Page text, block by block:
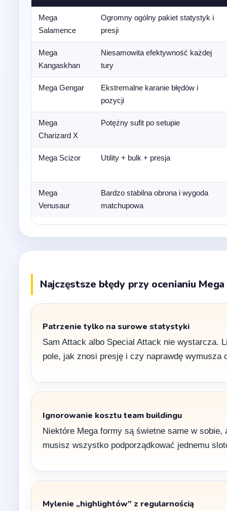
Mega
Salamence
Ogromny ogólny pakiet statystyk i
presji
Mega
Kangaskhan
Niesamowita efektywność każdej
tury
Mega Gengar
Ekstremalne karanie błędów i
pozycji
Mega
Charizard X
Potężny sufit po setupie
Mega Scizor Utility + bulk + presja
Mega
Venusaur
Bardzo stabilna obrona i wygoda
matchupowa
Najczęstsze błędy przy ocenianiu
Patrzenie tylko na surowe statystyki
Sam Attack albo Special Attack nie wystarcza.
pole, jak znosi presję i czy naprawdę wymusza
Ignorowanie kosztu team buildingu
Niektóre Mega formy są świetne same w
musisz wszystko podporządkować jednemu
Mylenie „highlightów” z regularnością